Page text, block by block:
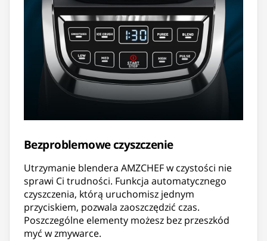
Bezproblemowe czyszczenie
Utrzymanie blendera AMZCHEF w czystości nie
sprawi Ci trudności. Funkcja automatycznego
czyszczenia, którą uruchomisz jednym
przyciskiem, pozwala zaoszczędzić czas.
Poszczególne elementy możesz bez przeszkód
myć w zmywarce.